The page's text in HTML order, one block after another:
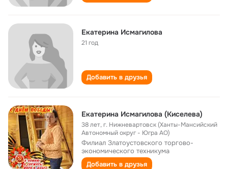
Екатерина Исмагилова
21 год
Добавить в друзья
Екатерина Исмагилова (Киселева)
38 лет,г. Нижневартовск (Ханты-Мансийский
Автономный округ - Югра АО)
Филиал Златоустовского торгово-
экономического техникума
Добавить в друзья